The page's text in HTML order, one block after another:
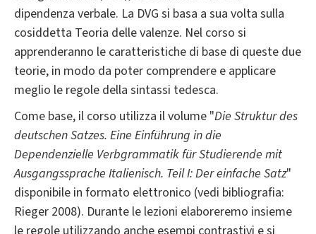
dipendenza verbale. La DVG si basa a sua volta sulla
cosiddetta Teoria delle valenze. Nel corso si
apprenderanno le caratteristiche di base di queste due
teorie, in modo da poter comprendere e applicare
meglio le regole della sintassi tedesca.
Come base, il corso utilizza il volume "Die Struktur des
deutschen Satzes. Eine Einführung in die
Dependenzielle Verbgrammatik für Studierende mit
Ausgangssprache Italienisch. Teil I: Der einfache Satz"
disponibile in formato elettronico (vedi bibliografia:
Rieger 2008). Durante le lezioni elaboreremo insieme